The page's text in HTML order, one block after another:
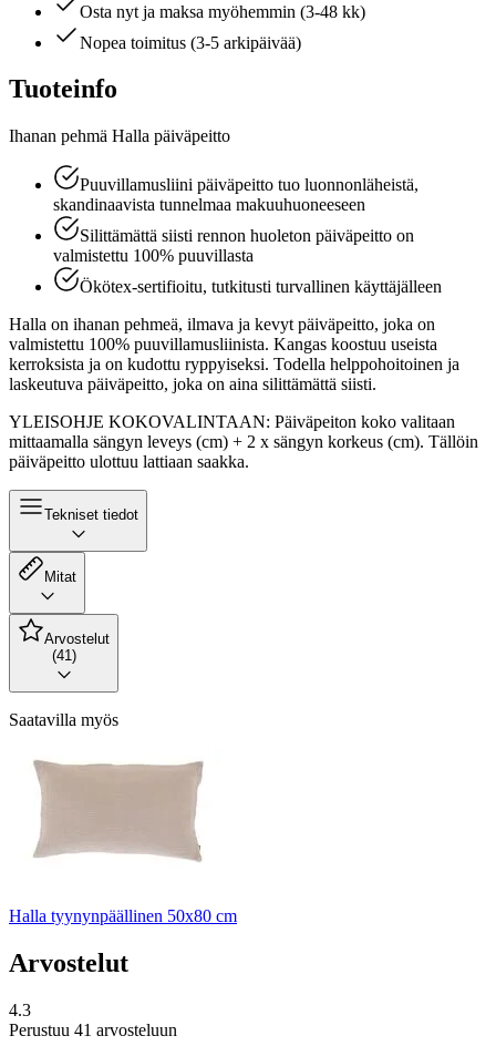
Osta nyt ja maksa myöhemmin (3-48 kk)
Nopea toimitus (3-5 arkipäivää)
Tuoteinfo
Ihanan pehmä Halla päiväpeitto
Puuvillamusliini päiväpeitto tuo luonnonläheistä,
skandinaavista tunnelmaa makuuhuoneeseen
Silittämättä siisti rennon huoleton päiväpeitto on
valmistettu 100% puuvillasta
Ökötex-sertifioitu, tutkitusti turvallinen käyttäjälleen
Halla on ihanan pehmeä, ilmava ja kevyt päiväpeitto, joka on
valmistettu 100% puuvillamusliinista. Kangas koostuu useista
kerroksista ja on kudottu ryppyiseksi. Todella helppohoitoinen ja
laskeutuva päiväpeitto, joka on aina silittämättä siisti.
YLEISOHJE KOKOVALINTAAN: Päiväpeiton koko valitaan
mittaamalla sängyn leveys (cm) + 2 x sängyn korkeus (cm). Tällöin
päiväpeitto ulottuu lattiaan saakka.
Tekniset tiedot
Mitat
Arvostelut
(41)
Saatavilla myös
Halla tyynynpäällinen 50x80 cm
Arvostelut
4.3
Perustuu 41 arvosteluun